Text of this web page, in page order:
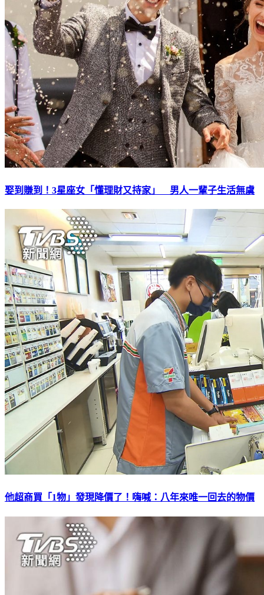
娶到賺到！3星座女「懂理財又持家」 男人一輩子生活無虞
他超商買「1物」發現降價了！嗨喊：八年來唯一回去的物價